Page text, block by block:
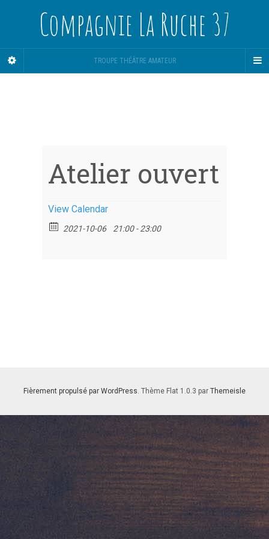
Compagnie La Ruche 37
TROUPE THÉÂTRE AMATEUR
Atelier ouvert
View Calendar
2021-10-06 21:00 - 23:00
Fièrement propulsé par WordPress. Thème Flat 1.0.3 par Themeisle